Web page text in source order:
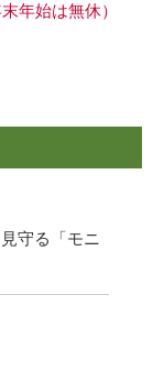
年始は無休）
守る「モニ